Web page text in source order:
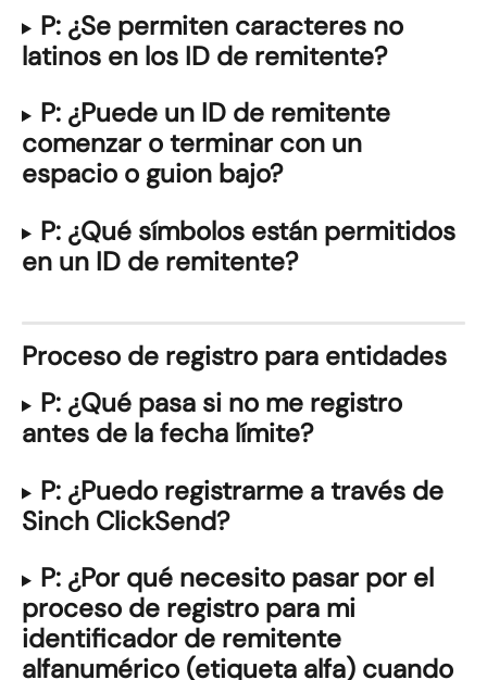
P: ¿Se permiten caracteres no
latinos en los ID de remitente?
P: ¿Puede un ID de remitente
comenzar o terminar con un
espacio o guion bajo?
P: ¿Qué símbolos están permitidos
en un ID de remitente?
Proceso de registro para entidades
P: ¿Qué pasa si no me registro
antes de la fecha límite?
P: ¿Puedo registrarme a través de
Sinch ClickSend?
P: ¿Por qué necesito pasar por el
proceso de registro para mi
identificador de remitente
alfanumérico (etiqueta alfa) cuando